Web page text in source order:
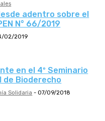
adentro sobre el
N° 66/2019
02/2019
en el 4º Seminario
de Bioderecho
Solidaria - 07/09/2018